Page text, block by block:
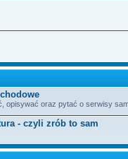
opisywać oraz pytać o serwisy
- czyli zrób to sam